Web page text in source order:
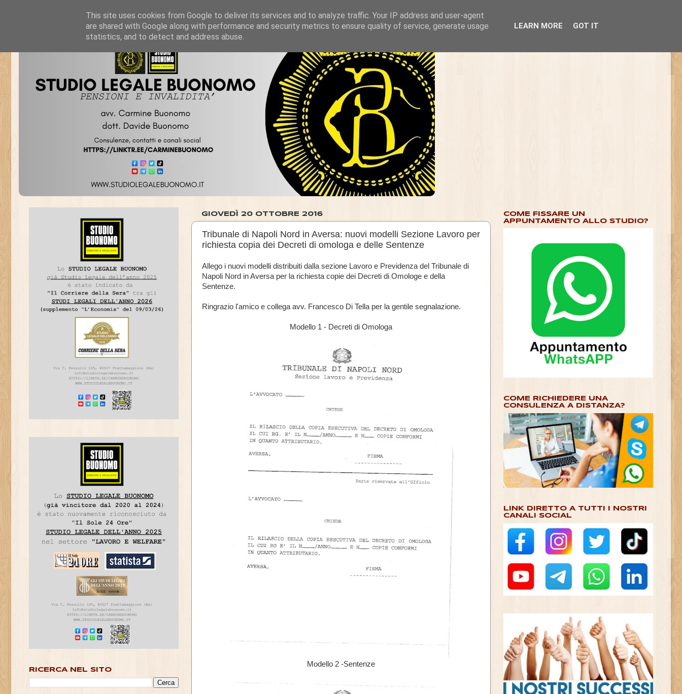
GIOVEDÌ 20 OTTOBRE 2016
Tribunale di Napoli Nord in Aversa: nuovi modelli Sezione Lavoro per
richiesta copia dei Decreti di omologa e delle Sentenze
Allego i nuovi modelli distribuiti dalla sezione Lavoro e Previdenza del Tribunale di
Napoli Nord in Aversa per la richiesta copie dei Decreti di Omologe e della
Sentenze.
Ringrazio l'amico e collega avv. Francesco Di Tella per la gentile segnalazione.
Modello 1 - Decreti di Omologa
Modello 2 -Sentenze
RICERCA NEL SITO
COME FISSARE UN
APPUNTAMENTO ALLO STUDIO?
COME RICHIEDERE UNA
CONSULENZA A DISTANZA?
LINK DIRETTO A TUTTI I NOSTRI
CANALI SOCIAL
This site uses cookies from Google to deliver its services and to analyze traffic. Your IP address and user-agent
are shared with Google along with performance and security metrics to ensure quality of service, generate usage
statistics, and to detect and address abuse.
LEARN MORE GOT IT